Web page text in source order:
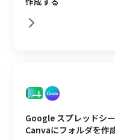
Google スプレッドシ
Canvaにフォルダを作